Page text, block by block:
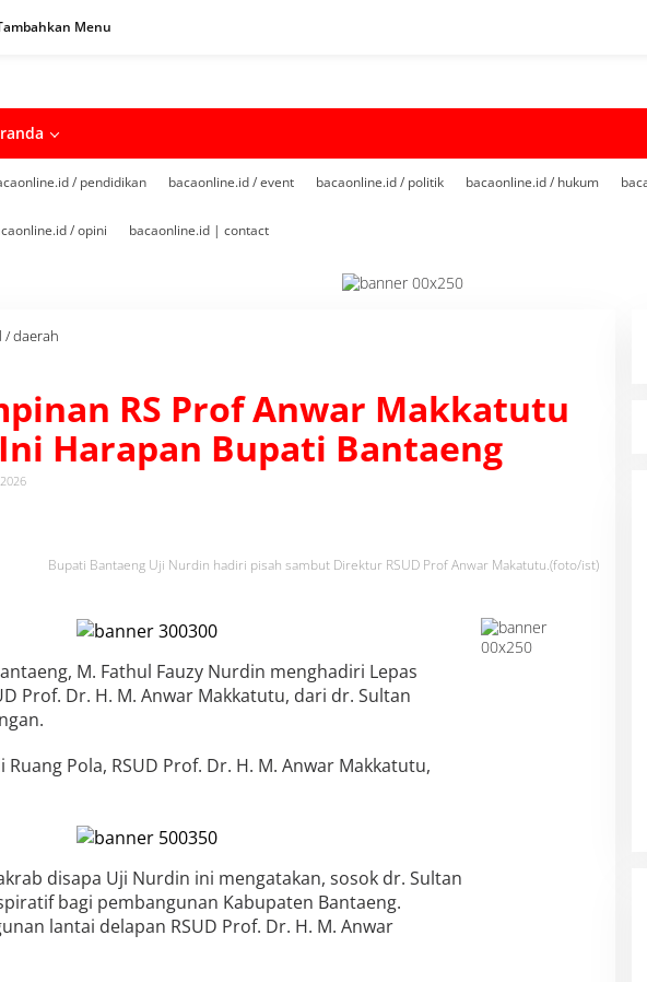
Menu
/ pendidikan bacaonline.id / event bacaonline.id / politik bacaonline.id / hukum
/ opini bacaonline.id | contact
/ daerah
k
P
i
n
o
a
k
a
t
u
RS Prof Anwar Makkatutu
Harapan Bupati Bantaeng
Bupati Bantaeng Uji Nurdin hadiri pisah sambut Direktur RSUD Prof Anwar Makatutu.(foto/ist)
M. Fathul Fauzy Nurdin menghadiri Lepas
Prof. Dr. H. M. Anwar Makkatutu, dari dr. Sultan
Pola, RSUD Prof. Dr. H. M. Anwar Makkatutu,
disapa Uji Nurdin ini mengatakan, sosok dr. Sultan
bagi pembangunan Kabupaten Bantaeng.
lantai delapan RSUD Prof. Dr. H. M. Anwar
Filosopi Dunia Pendidikan Bukan
Cetak Produk Tapi Membimbing
Manusia